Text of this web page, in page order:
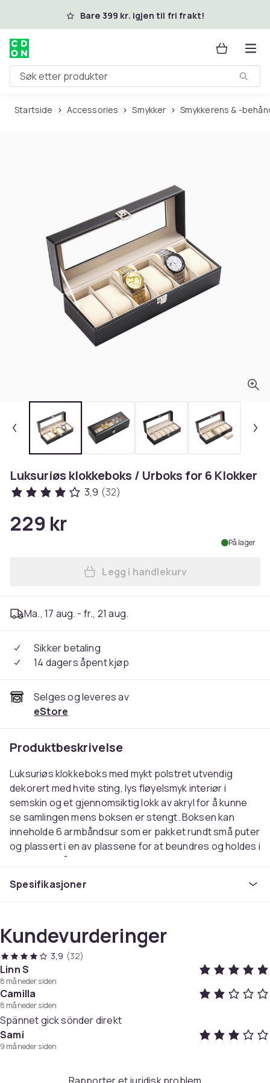
Hopp til hovedinnholdBare 399 kr. igjen til fri frakt!
Søk etter produkter
Startside Accessories Smykker Smykkerens & -
Luksuriøs klokkeboks / Urboks for 6 Klokker
3,9 (32)
229 kr
På lager
Legg Luksuriøs
Legg i handlekurv
Ma., 17 aug. - fr., 21 aug.
Sikker betaling
14 dagers åpent kjøp
Selges og leveres av
eStore
Produktbeskrivelse
Luksuriøs klokkeboks med mykt polstret utvendig
dekorert med hvite sting, lys fløyelsmyk interiør i
semskin og et gjennomsiktig lokk av akryl for å kunne
se samlingen mens boksen er stengt. Boksen kan
inneholde 6 armbåndsur som er pakket rundt små puter
og plassert i en av plassene for at beundres og holdes i
god stand når de ikke er i bruk. Klokkeboksen er 30 cm
- Mykt polstret ytre av PU lær
- Lett fløyelsittende interiør av semskin
- Transparent lokk av akryl
- Klokkene er pakket rundt myke puter
- Holder samlingen i god stand
Spesifikasjoner:
Passer for Klokker: 6
Spesifikasjoner
Kundevurderinger
3,9 (32)
Linn S
8 måneder siden
Camilla
8 måneder siden
Spännet gick sönder direkt
Sami
9 måneder siden